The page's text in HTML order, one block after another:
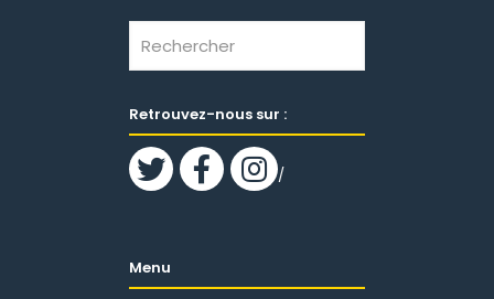
Retrouvez-nous sur :
/
Menu